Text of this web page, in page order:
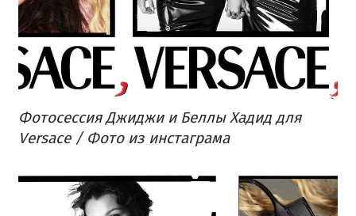
Фотосессия Джиджи и Беллы Хадид для
Versace / Фото из инстаграма